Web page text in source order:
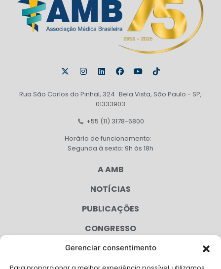
Gerenciar consentimento
Rua São Carlos do Pinhal, 324 Bela Vista, São Paulo - SP,
01333903
+55 (11) 3178-6800
Horário de funcionamento:
Segunda à sexta: 9h às 18h
A AMB
NOTÍCIAS
PUBLICAÇÕES
CONGRESSO
AGENDA